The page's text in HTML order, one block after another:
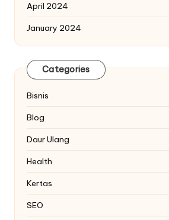
April 2024
January 2024
Categories
Bisnis
Blog
Daur Ulang
Health
Kertas
SEO